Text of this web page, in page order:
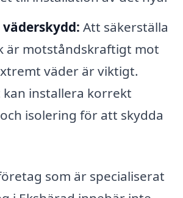
Att säkerställa
är motståndskraftigt mot
väder är viktigt.
kan installera korrekt
isolering för att skydda
som är specialiserat